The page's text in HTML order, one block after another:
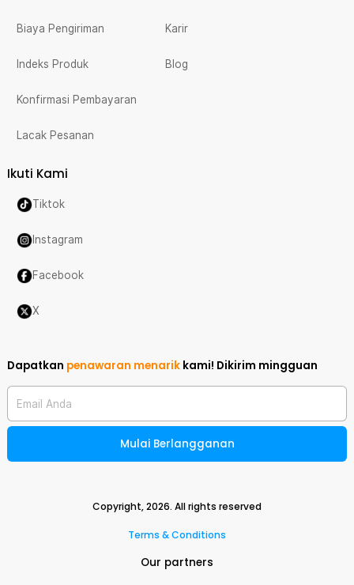
Biaya Pengiriman
Indeks Produk
Konfirmasi Pembayaran
Lacak Pesanan
Karir
Blog
Ikuti Kami
Tiktok
Instagram
Facebook
X
Dapatkan penawaran menarik kami! Dikirim mingguan
Email Anda
Mulai Berlangganan
Copyright,2026. All rights reserved
Terms & Conditions
Our partners